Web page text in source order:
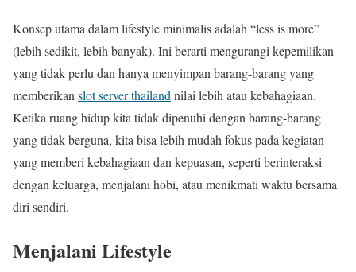
Konsep utama dalam lifestyle minimalis adalah “less is more”
(lebih sedikit, lebih banyak). Ini berarti mengurangi kepemilikan
yang tidak perlu dan hanya menyimpan barang-barang yang
memberikan slot server thailand nilai lebih atau kebahagiaan.
Ketika ruang hidup kita tidak dipenuhi dengan barang-barang
yang tidak berguna, kita bisa lebih mudah fokus pada kegiatan
yang memberi kebahagiaan dan kepuasan, seperti berinteraksi
dengan keluarga, menjalani hobi, atau menikmati waktu bersama
diri sendiri.
Menjalani Lifestyle